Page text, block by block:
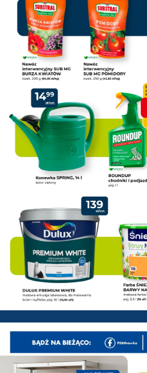
PSB Mrówka